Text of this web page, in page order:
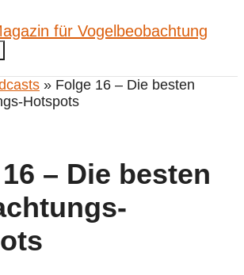
» Folge 16 – Die besten
Hotspots
– Die besten